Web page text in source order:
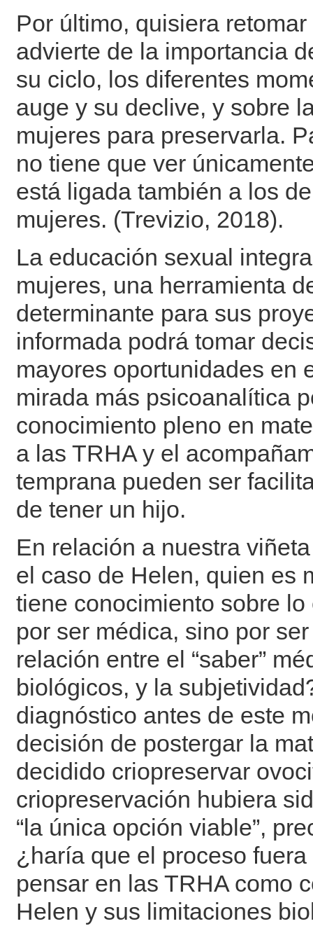
Por último, quisiera
advierte de la importancia
su ciclo, los diferentes
auge y su declive, y sobre
mujeres para preservarla.
no tiene que ver
está ligada también a los
mujeres. (Trevizio, 2018).
La educación sexual
mujeres, una herramienta
determinante para sus
informada podrá tomar
mayores oportunidades en
mirada más psicoanalítica
conocimiento pleno en
a las TRHA y el
temprana pueden ser
de tener un hijo.
En relación a nuestra
el caso de Helen, quien es
tiene conocimiento sobre
por ser médica, sino por
relación entre el “saber”
biológicos, y la
diagnóstico antes de este
decisión de postergar la
decidido criopreservar
criopreservación hubiera
“la única opción viable”,
¿haría que el proceso
pensar en las TRHA como
Helen y sus limitaciones